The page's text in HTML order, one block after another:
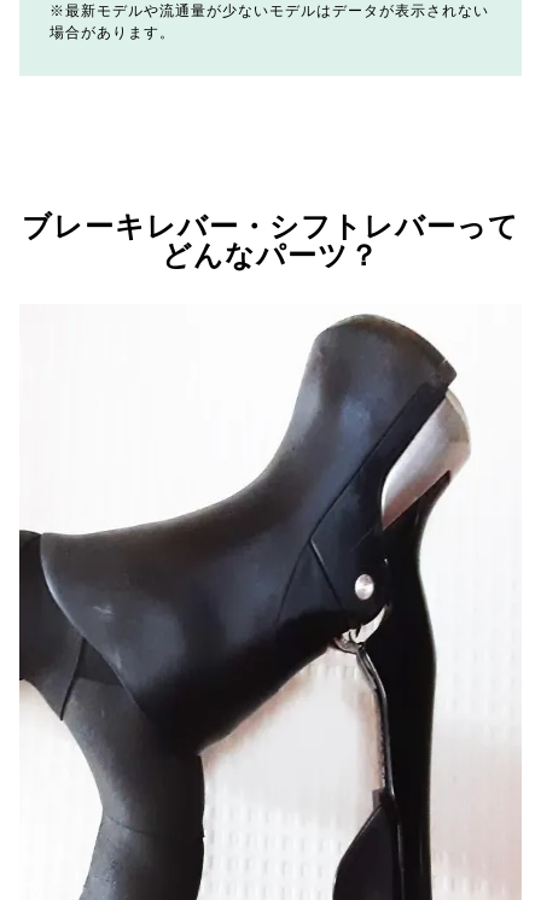
最新モデルや流通量が少ないモデルはデータが表示されない
場合があります。
ブレーキレバー・シフトレバーって
どんなパーツ？